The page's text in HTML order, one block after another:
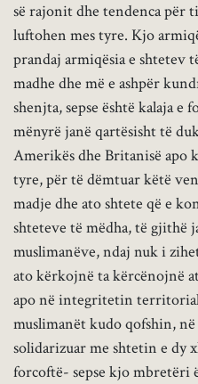
së rajonit dhe tendenca për
luftohen mes tyre. Kjo
prandaj armiqësia e shtetev
madhe dhe më e ashpër
shenjta, sepse është kalaja
mënyrë janë qartësisht të
Amerikës dhe Britanisë apo
tyre, për të dëmtuar këtë
madje dhe ato shtete që e
shteteve të mëdha, të gjithë
muslimanëve, ndaj nuk i
ato kërkojnë ta kërcënojnë
apo në integritetin
muslimanët kudo qofshin,
solidarizuar me shtetin e dy
forcoftë- sepse kjo mbretëri